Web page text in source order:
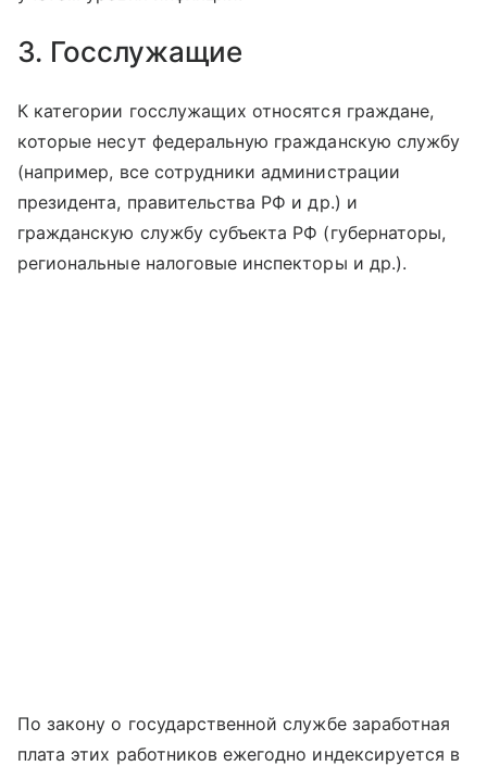
3. Госслужащие
К категории госслужащих относятся граждане,
которые несут федеральную гражданскую службу
(например, все сотрудники администрации
президента, правительства РФ и др.) и
гражданскую службу субъекта РФ (губернаторы,
региональные налоговые инспекторы и др.).
По закону о государственной службе заработная
плата этих работников ежегодно индексируется в